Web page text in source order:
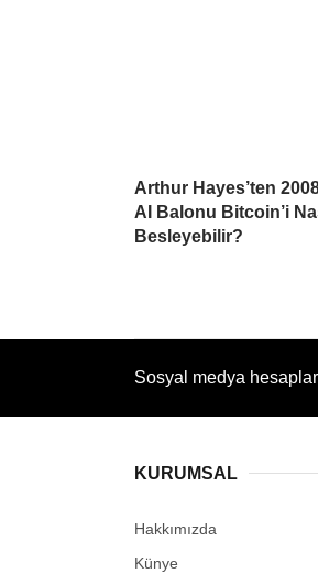
Arthur Hayes’ten 2008
AI Balonu Bitcoin’i
Besleyebilir?
Sosyal medya
KURUMSAL
Hakkımızda
Künye